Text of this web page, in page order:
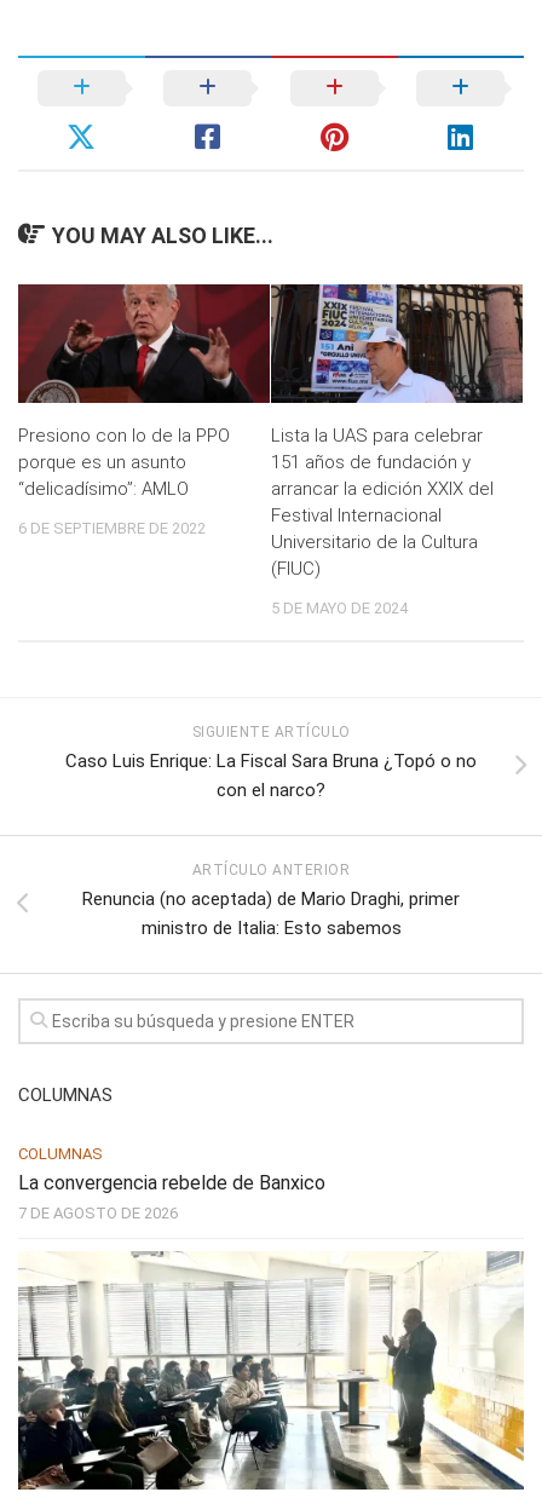
YOU MAY ALSO LIKE...
Presiono con lo de la PPO
porque es un asunto
“delicadísimo”: AMLO
6 DE SEPTIEMBRE DE 2022
Lista la UAS para celebrar
151 años de fundación y
arrancar la edición XXIX del
Festival Internacional
Universitario de la Cultura
(FIUC)
5 DE MAYO DE 2024
SIGUIENTE ARTÍCULO
Caso Luis Enrique: La Fiscal Sara Bruna ¿Topó o no
con el narco?
ARTÍCULO ANTERIOR
Renuncia (no aceptada) de Mario Draghi, primer
ministro de Italia: Esto sabemos
COLUMNAS
COLUMNAS
La convergencia rebelde de Banxico
7 DE AGOSTO DE 2026